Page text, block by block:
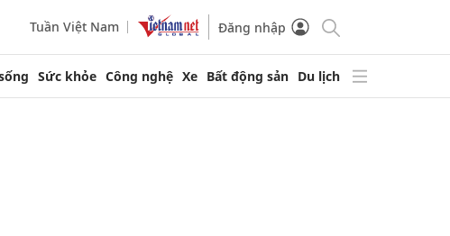
Tuần Việt Nam Đăng nhập
Sức khỏe Công nghệ Xe Bất động sản Du lịch